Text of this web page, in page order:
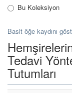
Bu Koleksiyon
Basit öğe kaydını
Tedavi
Tutumları